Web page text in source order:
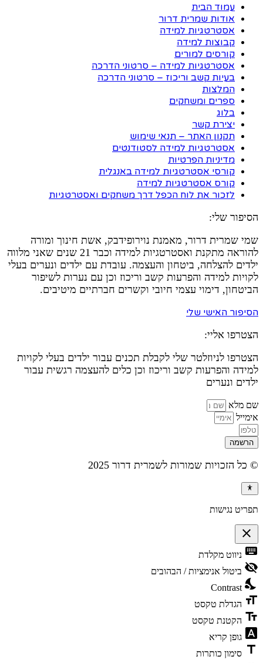
עמוד הבית
אודות שמרית דרור
אסטרטגיות למידה
קבוצות למידה
קורסים למורים
אסטרטגיות למידה – סרטוני הדרכה
בעיות קשב וריכוז – סרטוני הדרכה
המלצות
ספרים ומשחקים
בלוג
יצירת קשר
תקנון האתר – תנאי שימוש
אסטרטגיות למידה לסטודנטים
מדיניות הפרטיות
קורסי אסטרטגיות למידה באנגלית
קורס אסטרטגיות למידה
לזכור את לוח הכפל דרך משחקים ואסטרטגיות
הסיפור שלי:
שמי שמרית דרור, מאמנת נוירופידבק, אשת חינוך ומורה
להוראה מתקנת ואסטרטגיות למידה וכבר 21 שנים שאני מלווה
ילדים להצלחה, ביטחון והעצמה. עובדת עם ילדים ונערים בעלי
לקויות למידה והפרעות קשב וריכוז וכן עם נערות לשיפור
הביטחון, דימוי עצמי חיובי וקשרים חברתיים מיטיבים.
הסיפור האישי שלי
הצטרפו אליי:
הצטרפו לניוזלטר שלי לקבלת תכנים עבור ילדים בעלי לקויות
למידה והפרעות קשב וריכוז וכן כלים להעצמה רגשית עבור
ילדים ונערים
שם מלא
אימייל
הרשמה
© כל הזכויות שמורות לשמרית דרור 2025
תפריט נגישות
close
פתיחה
וסגירה
של
תפריט
הנגישות
keyboard ניווט מקלדת
visibility_off ביטול אנימציות / הבהובים
nights_stay
Contrast
format_size הגדלת טקסט
text_fields הקטנת טקסט
font_download גופן קריא
title סימון כותרות